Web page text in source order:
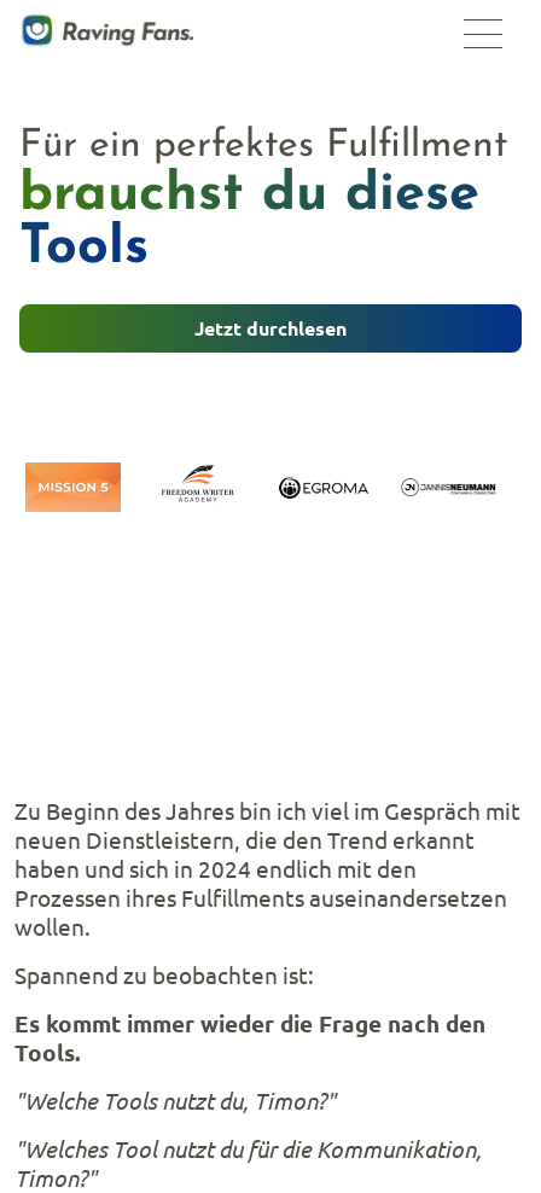
Für ein perfektes Fulfillment
brauchst du diese
Tools
Jetzt durchlesen
Zu Beginn des Jahres bin ich viel im Gespräch mit
neuen Dienstleistern, die den Trend erkannt
haben und sich in 2024 endlich mit den
Prozessen ihres Fulfillments auseinandersetzen
wollen.
Spannend zu beobachten ist:
Es kommt immer wieder die Frage nach den
Tools.
"Welche Tools nutzt du, Timon?"
"Welches Tool nutzt du für die Kommunikation,
Timon?"